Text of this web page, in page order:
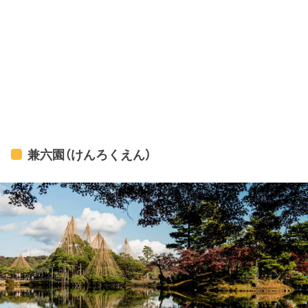
兼六園（けんろくえん）